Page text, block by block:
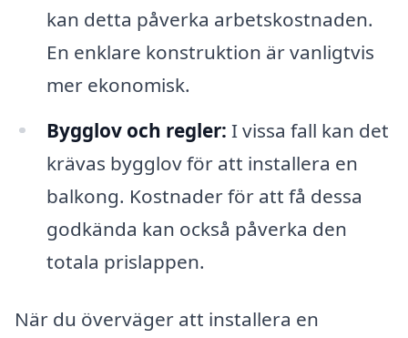
kan detta påverka arbetskostnaden.
En enklare konstruktion är vanligtvis
mer ekonomisk.
Bygglov och regler: I vissa fall kan det
krävas bygglov för att installera en
balkong. Kostnader för att få dessa
godkända kan också påverka den
totala prislappen.
När du överväger att installera en